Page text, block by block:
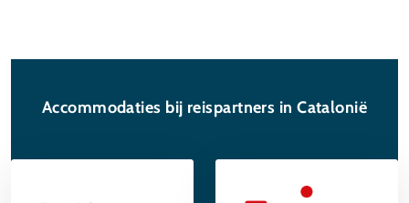
Accommodaties bij reispartners in Catalonië